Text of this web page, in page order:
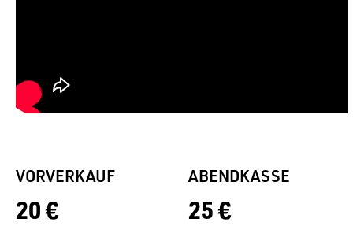
VORVERKAUF
20 €
ABENDKASSE
25 €